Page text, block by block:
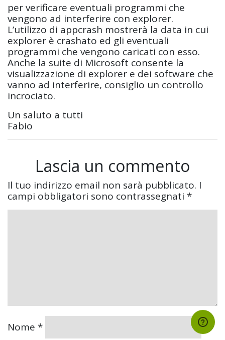
per verificare eventuali programmi che
vengono ad interferire con explorer.
L’utilizzo di appcrash mostrerà la data in cui
explorer è crashato ed gli eventuali
programmi che vengono caricati con esso.
Anche la suite di Microsoft consente la
visualizzazione di explorer e dei software che
vanno ad interferire, consiglio un controllo
incrociato.
Un saluto a tutti
Fabio
Lascia un commento
Il tuo indirizzo email non sarà pubblicato. I
campi obbligatori sono contrassegnati *
Nome *